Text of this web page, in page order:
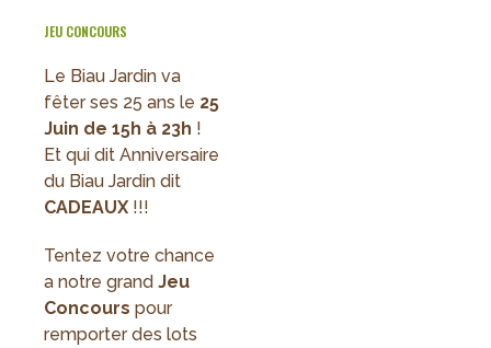
JEU CONCOURS
Le Biau Jardin va
fêter ses 25 ans le 25
Juin de 15h à 23h !
Et qui dit Anniversaire
du Biau Jardin dit
CADEAUX!!!
Tentez votre chance
a notre grand Jeu
Concours pour
remporter des lots